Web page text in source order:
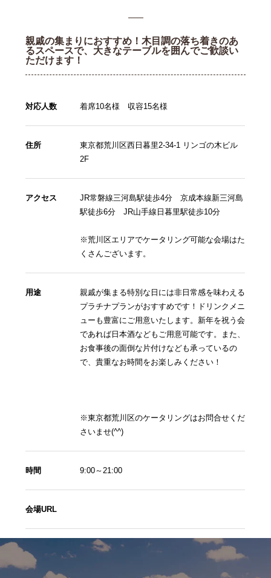
親戚の集まりにおすすめ！木目調の落ち着きのあ
るスペースで、大きなテーブルを囲んでご歓談い
ただけます！
対応人数 着席10名様 収容15名様
住所
東京都荒川区西日暮里2-34-1 リンゴの木ビル
2F
アクセス
JR常磐線三河島駅徒歩4分 京成本線新三河島
駅徒歩6分 JR山手線日暮里駅徒歩10分
※荒川区エリアでケータリング可能な会場はた
くさんございます。
用途
親戚が集まる特別な日には非日常感を味わえる
プラチナプランがおすすめです！ドリンクメニ
ューも豊富にご用意いたします。新年を祝う会
であれば日本酒などもご用意可能です。また、
お食事後の面倒な片付けなども承っているの
で、貴重なお時間をお楽しみください！
※東京都荒川区のケータリングはお問合せくだ
さいませ(^^)
時間 9:00～21:00
会場URL